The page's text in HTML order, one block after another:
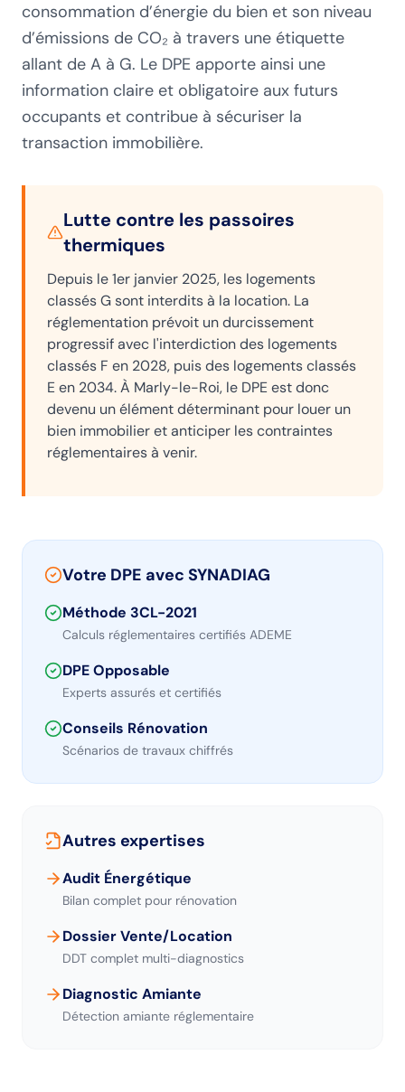
consommation d’énergie du bien et son niveau
d’émissions de CO₂ à travers une étiquette
allant de A à G. Le DPE apporte ainsi une
information claire et obligatoire aux futurs
occupants et contribue à sécuriser la
transaction immobilière.
Lutte contre les passoires
thermiques
Depuis le 1er janvier 2025, les logements
classés G sont interdits à la location. La
réglementation prévoit un durcissement
progressif avec l'interdiction des logements
classés F en 2028, puis des logements classés
E en 2034. À Marly-le-Roi, le DPE est donc
devenu un élément déterminant pour louer un
bien immobilier et anticiper les contraintes
réglementaires à venir.
Votre DPE avec SYNADIAG
Méthode 3CL-2021
Calculs réglementaires certifiés ADEME
DPE Opposable
Experts assurés et certifiés
Conseils Rénovation
Scénarios de travaux chiffrés
Autres expertises
Audit Énergétique
Bilan complet pour rénovation
Dossier Vente/Location
DDT complet multi-diagnostics
Diagnostic Amiante
Détection amiante réglementaire